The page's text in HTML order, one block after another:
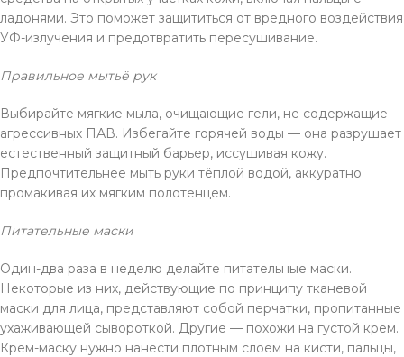
ладонями. Это поможет защититься от вредного воздействия
УФ-излучения и предотвратить пересушивание.
Правильное мытьё рук
Выбирайте мягкие мыла, очищающие гели, не содержащие
агрессивных ПАВ. Избегайте горячей воды — она разрушает
естественный защитный барьер, иссушивая кожу.
Предпочтительнее мыть руки тёплой водой, аккуратно
промакивая их мягким полотенцем.
Питательные маски
Один-два раза в неделю делайте питательные маски.
Некоторые из них, действующие по принципу тканевой
маски для лица, представляют собой перчатки, пропитанные
ухаживающей сывороткой. Другие — похожи на густой крем.
Крем-маску нужно нанести плотным слоем на кисти, пальцы,